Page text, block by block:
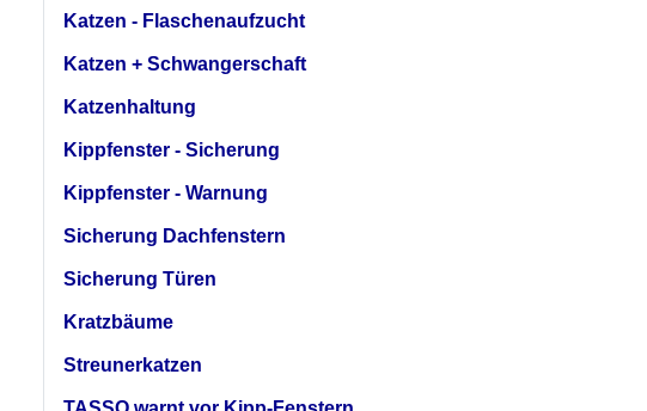
Katzen - Flaschenaufzucht
Katzen + Schwangerschaft
Katzenhaltung
Kippfenster - Sicherung
Kippfenster - Warnung
Sicherung Dachfenstern
Sicherung Türen
Kratzbäume
Streunerkatzen